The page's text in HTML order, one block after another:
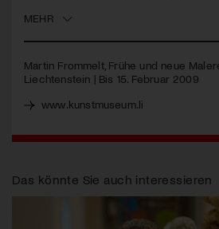
MEHR
Martin Frommelt, Frühe und neue
Liechtenstein | Bis 15. Februar 2009
www.kunstmuseum.li
Das könnte Sie auch interessieren